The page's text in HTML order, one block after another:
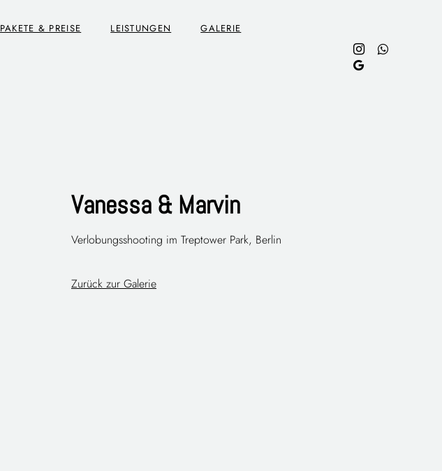
PAKETE & PREISE LEISTUNGEN GALERIE
Vanessa & Marvin
Verlobungsshooting im Treptower Park, Berlin
Zurück zur Galerie